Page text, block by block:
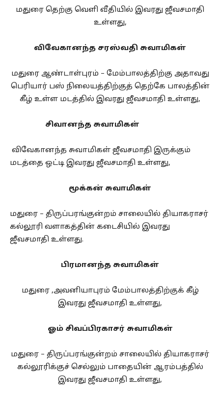
மதுரை தெற்கு வெளி வீதியில் இவரது ஜீவசமாதி
உள்ளது,
விவேகானந்த சரஸ்வதி சுவாமிகள்
மதுரை ஆண்டாள்புரம் – மேம்பாலத்திற்கு அதாவது
பெரியார் பஸ் நிலையத்திற்குத் தெற்கே பாலத்தின்
கீழ் உள்ள மடத்தில் இவரது ஜீவசமாதி உள்ளது,
சிவானந்த சுவாமிகள்
விவேகானந்த சுவாமிகள் ஜீவசமாதி இருக்கும்
மடத்தை ஒட்டி இவரது ஜீவசமாதி உள்ளது,
மூக்கன் சுவாமிகள்
மதுரை – திருப்பரங்குன்றம் சாலையில் தியாகராசர்
கல்லூரி வளாகத்தின் கடைசியில் இவரது
ஜீவசமாதி உள்ளது.
பிரமானந்த சுவாமிகள்
மதுரை ,அவனியாபுரம் மேம்பாலத்திற்குக் கீழ்
இவரது ஜீவசமாதி உள்ளது,
ஓம் சிவப்பிரகாசர் சுவாமிகள்
மதுரை – திருப்பரங்குன்றம் சாலையில் தியாகராசர்
கல்லூரிக்குச் செல்லும் பாதையின் ஆரம்பத்தில்
இவரது ஜீவசமாதி உள்ளது,